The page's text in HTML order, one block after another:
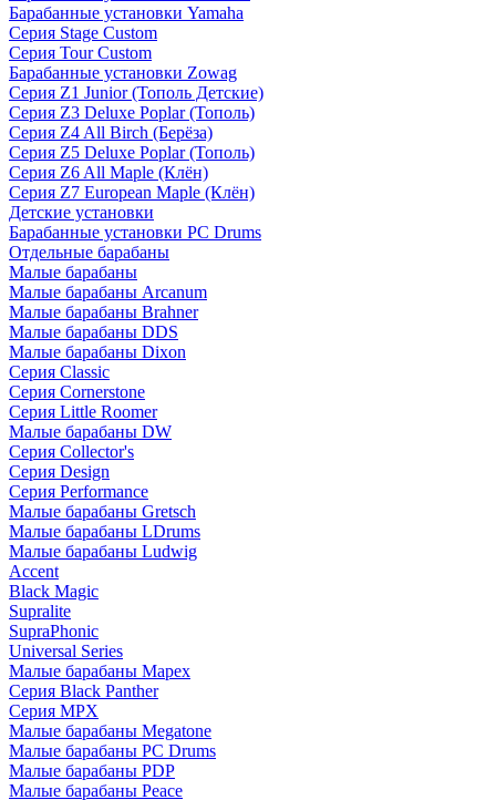
Барабанные установки Yamaha
Серия Stage Custom
Серия Tour Custom
Барабанные установки Zowag
Серия Z1 Junior (Тополь Детские)
Серия Z3 Deluxe Poplar (Тополь)
Серия Z4 All Birch (Берёза)
Серия Z5 Deluxe Poplar (Тополь)
Серия Z6 All Maple (Клён)
Серия Z7 European Maple (Клён)
Детские установки
Барабанные установки PC Drums
Отдельные барабаны
Малые барабаны
Малые барабаны Arcanum
Малые барабаны Brahner
Малые барабаны DDS
Малые барабаны Dixon
Серия Classic
Серия Cornerstone
Серия Little Roomer
Малые барабаны DW
Серия Collector's
Серия Design
Серия Performance
Малые барабаны Gretsch
Малые барабаны LDrums
Малые барабаны Ludwig
Accent
Black Magic
Supralite
SupraPhonic
Universal Series
Малые барабаны Mapex
Серия Black Panther
Серия MPX
Малые барабаны Megatone
Малые барабаны PC Drums
Малые барабаны PDP
Малые барабаны Peace